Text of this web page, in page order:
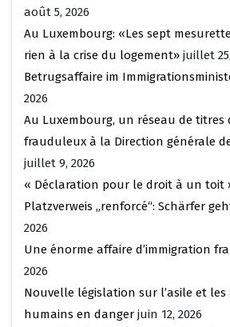
août 5, 2026
Au Luxembourg: «Les sept
rien à la crise du logement» juillet
Betrugsaffaire im
2026
Au Luxembourg, un réseau de titres
frauduleux à la Direction générale
juillet 9, 2026
« Déclaration pour le droit à un toit
Platzverweis „renforcé“: Schärfer
2026
Une énorme affaire d’immigration
2026
Nouvelle législation sur l’asile et
humains en danger juin 12, 2026